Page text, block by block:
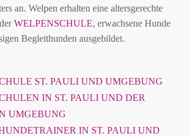
an. Welpen erhalten eine altersgerechte
WELPENSCHULE, erwachsene Hunde
Begleithunden ausgebildet.
ST. PAULI UND UMGEBUNG
IN ST. PAULI UND DER
UMGEBUNG
IN ST. PAULI UND